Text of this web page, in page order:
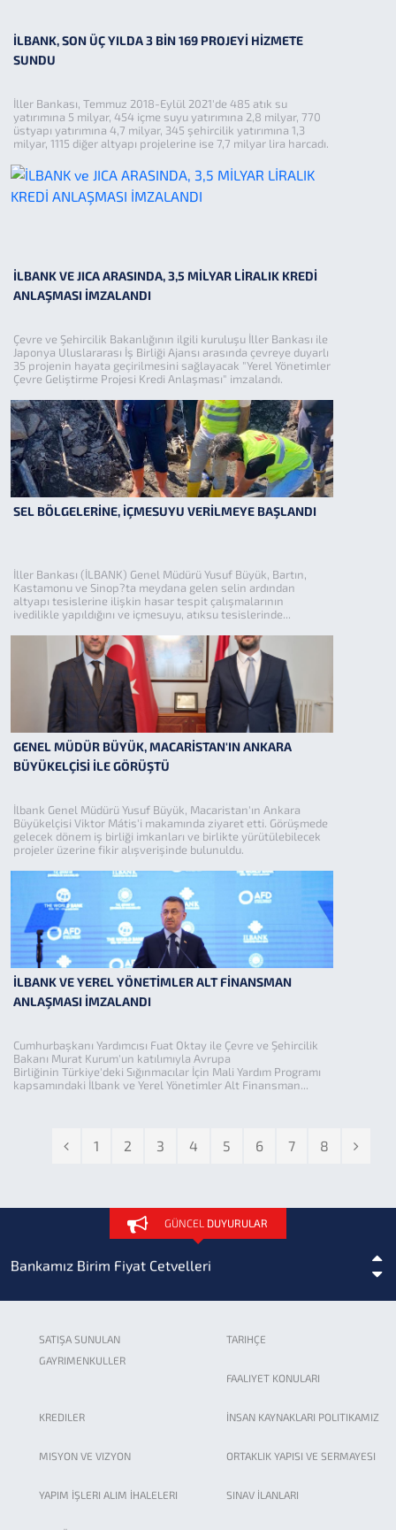
İLBANK, SON ÜÇ YILDA 3 BİN 169 PROJEYİ HİZMETE
SUNDU
İller Bankası, Temmuz 2018-Eylül 2021'de 485 atık su
yatırımına 5 milyar, 454 içme suyu yatırımına 2,8 milyar, 770
üstyapı yatırımına 4,7 milyar, 345 şehircilik yatırımına 1,3
milyar, 1115 diğer altyapı projelerine ise 7,7 milyar lira harcadı.
İLBANK VE JICA ARASINDA, 3,5 MİLYAR LİRALIK KREDİ
ANLAŞMASI İMZALANDI
Çevre ve Şehircilik Bakanlığının ilgili kuruluşu İller Bankası ile
Japonya Uluslararası İş Birliği Ajansı arasında çevreye duyarlı
35 projenin hayata geçirilmesini sağlayacak "Yerel Yönetimler
Çevre Geliştirme Projesi Kredi Anlaşması" imzalandı.
SEL BÖLGELERİNE, İÇMESUYU VERİLMEYE BAŞLANDI
İller Bankası (İLBANK) Genel Müdürü Yusuf Büyük, Bartın,
Kastamonu ve Sinop?ta meydana gelen selin ardından
altyapı tesislerine ilişkin hasar tespit çalışmalarının
ivedilikle yapıldığını ve içmesuyu, atıksu tesislerinde...
GENEL MÜDÜR BÜYÜK, MACARİSTAN'IN ANKARA
BÜYÜKELÇİSİ İLE GÖRÜŞTÜ
İlbank Genel Müdürü Yusuf Büyük, Macaristan'ın Ankara
Büyükelçisi Viktor Mátis'i makamında ziyaret etti. Görüşmede
gelecek dönem iş birliği imkanları ve birlikte yürütülebilecek
projeler üzerine fikir alışverişinde bulunuldu.
İLBANK VE YEREL YÖNETİMLER ALT FİNANSMAN
ANLAŞMASI İMZALANDI
Cumhurbaşkanı Yardımcısı Fuat Oktay ile Çevre ve Şehircilik
Bakanı Murat Kurum'un katılımıyla Avrupa
Birliğinin Türkiye'deki Sığınmacılar İçin Mali Yardım Programı
kapsamındaki İlbank ve Yerel Yönetimler Alt Finansman...
1 2 3 4 5 6 7 8
GÜNCEL DUYURULAR
Sigorta Acenteliği
2025 Yılı Olağan Genel Kurul Toplantı Tutanağı
Bankamız 2025 Yılı Kasım Ayı Birim Fiyat ve Rayiçleri...
İller Bankası A.Ş. Birim Fiyat Rayiçleri TÜİK...
Bankamız 2024-2028 Stratejik Planı yayınlanmıştır.
2017 yılı atıksu tesisleri birim fiyat cetveli düzeltme...
Bankamız Birim Fiyat Cetvelleri
Betonarme Boru Donatılandırma Tip Projesi
Sigorta Acenteliği
SATIŞA SUNULAN
GAYRIMENKULLER
TARIHÇE
FAALIYET KONULARI
KREDILER İNSAN KAYNAKLARI POLITIKAMIZ
MISYON VE VIZYON ORTAKLIK YAPISI VE SERMAYESI
YAPIM İŞLERI ALIM İHALELERI SINAV İLANLARI